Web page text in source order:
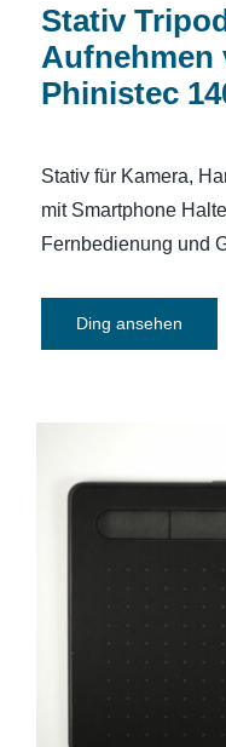
Stativ
Aufnehmen
Phinistec
Stativ für Kamera,
mit Smartphone
Fernbedienung und
Ding ansehen
(CTL-